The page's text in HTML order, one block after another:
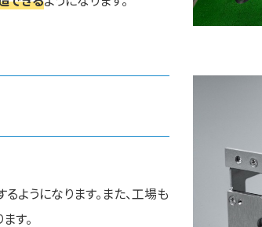
うになります。また、工場も
す。